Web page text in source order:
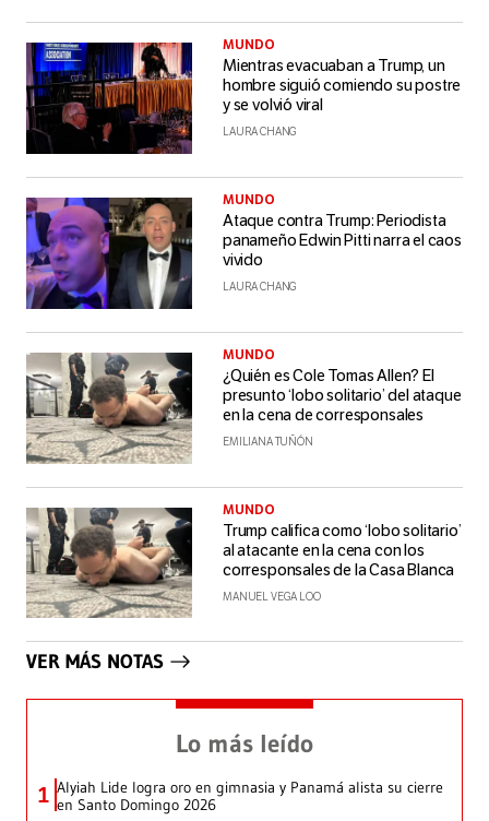
MUNDO
Mientras evacuaban a Trump, un
hombre siguió comiendo su postre
y se volvió viral
LAURA CHANG
MUNDO
Ataque contra Trump: Periodista
panameño Edwin Pitti narra el caos
vivido
LAURA CHANG
MUNDO
¿Quién es Cole Tomas Allen? El
presunto ‘lobo solitario’ del ataque
en la cena de corresponsales
EMILIANA TUÑÓN
MUNDO
Trump califica como ‘lobo solitario’
al atacante en la cena con los
corresponsales de la Casa Blanca
MANUEL VEGA LOO
VER MÁS NOTAS
Lo más leído
1 Alyiah Lide logra oro en gimnasia y Panamá alista su cierre
en Santo Domingo 2026